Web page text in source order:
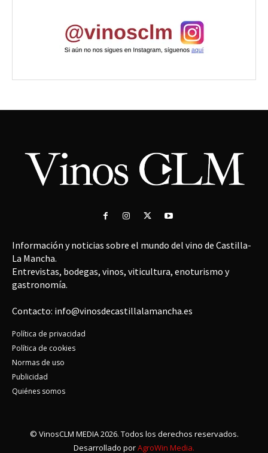
Información y noticias sobre el mundo del vino de Castilla-
La Mancha.
Entrevistas, bodegas, vinos, viticultura, enoturismo y
gastronomía.
Contacto: info@vinosdecastillalamancha.es
Política de privacidad
Política de cookies
Normas de uso
Publicidad
Quiénes somos
© VinosCLM MEDIA 2026. Todos los derechos reservados.
Desarrollado porAgroWin Media.